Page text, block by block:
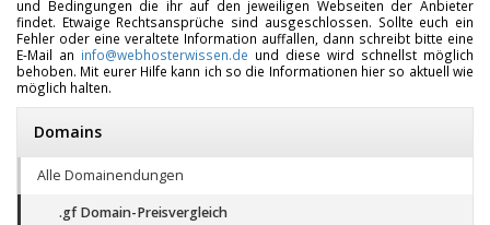
und Bedingungen die ihr auf den jeweiligen Webseiten der Anbieter
findet. Etwaige Rechtsansprüche sind ausgeschlossen. Sollte euch ein
Fehler oder eine veraltete Information auffallen, dann schreibt bitte eine
E-Mail an info@webhosterwissen.de und diese wird schnellst möglich
behoben. Mit eurer Hilfe kann ich so die Informationen hier so aktuell wie
möglich halten.
Domains
Alle Domainendungen
.gf Domain-Preisvergleich